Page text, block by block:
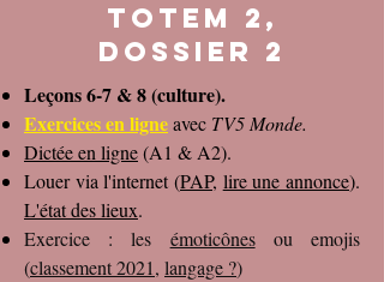
Totem 2,
dossier 2
Leçons 6-7 & 8 (culture).
Exercices en ligneavec TV5 Monde.
Dictée en ligne(A1 & A2).
Louer via l'internet (PAP, lire une annonce).
L'état des lieux.
Exercice : les émoticônesou emojis
(classement 2021, langage ?)